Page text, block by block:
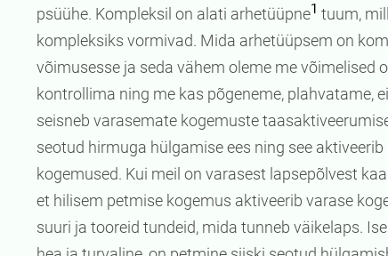
psüühe. Kompleksil on alati arhetüüpne1 tuum,
kompleksiks vormivad. Mida arhetüüpsem on
võimusesse ja seda vähem oleme me võimelised
kontrollima ning me kas põgeneme, plahvatame,
seisneb varasemate kogemuste
seotud hirmuga hülgamise ees ning see
kogemused. Kui meil on varasest lapsepõlvest
et hilisem petmise kogemus aktiveerib varase
suuri ja tooreid tundeid, mida tunneb väikelaps.